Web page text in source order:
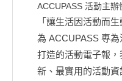
ACCUPASS 活動主辦
「讓生活因活動而
為 ACCUPASS 專
打造的活動電子報
新、最實用的活動